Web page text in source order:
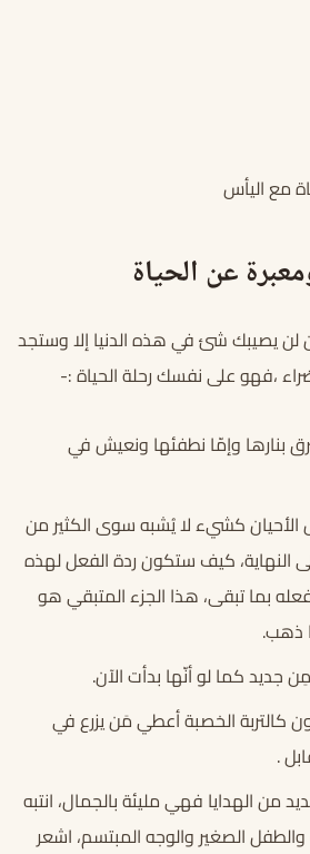
مع اليأس
عن الحياة
يصيبك شئ في هذه الدنيا إلا وستجد
،فهو على نفسك رحلة الحياة :-
بنارها وإمّا نطفئها ونعيش في
الأحيان كشيء لا يُشبه سوى الكثير من
النهاية، كيف ستكون ردة الفعل لهذه
بما تبقى، هذا الجزء المتبقي هو
ذهب.
جديد كما لو أنّها بدأت الآن.
كالتربة الخصبة أعطي مَن يزرع في
.
من الهدايا فهي مليئة بالجمال، انتبه
والطفل الصغير والوجه المبتسم، اشعر